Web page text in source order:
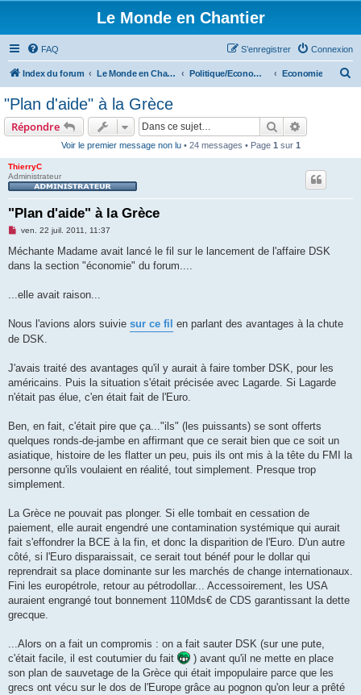
Le Monde en Chantier
FAQ Connexion
S’enregistrer
Index du forum Le Monde en Chantier Politique/Economie/Societé/Droits de l'homme Economie
"Plan d'aide" à la Grèce
Répondre Rechercher
Voir le premier message non lu• 24 messages • Page 1 sur 1
ThierryC
Administrateur
"Plan d'aide" à la Grèce
M
s
a
n
l
u
ven. 22 juil. 2011, 11:37
Méchante Madame avait lancé le fil sur le lancement de l'affaire DSK
dans la section "économie" du forum....
...elle avait raison...
Nous l'avions alors suivie sur ce fil en parlant des avantages à la chute
de DSK.
J'avais traité des avantages qu'il y aurait à faire tomber DSK, pour les
américains. Puis la situation s'était précisée avec Lagarde. Si Lagarde
n'était pas élue, c'en était fait de l'Euro.
Ben, en fait, c'était pire que ça..."ils" (les puissants) se sont offerts
quelques ronds-de-jambe en affirmant que ce serait bien que ce soit un
asiatique, histoire de les flatter un peu, puis ils ont mis à la tête du FMI la
personne qu'ils voulaient en réalité, tout simplement. Presque trop
simplement.
La Grèce ne pouvait pas plonger. Si elle tombait en cessation de
paiement, elle aurait engendré une contamination systémique qui aurait
fait s'effondrer la BCE à la fin, et donc la disparition de l'Euro. D'un autre
côté, si l'Euro disparaissait, ce serait tout bénéf pour le dollar qui
reprendrait sa place dominante sur les marchés de change internationaux.
Fini les europétrole, retour au pétrodollar... Accessoirement, les USA
auraient engrangé tout bonnement 110Mds€ de CDS garantissant la dette
grecque.
...Alors on a fait un compromis : on a fait sauter DSK (sur une pute,
c'était facile, il est coutumier du fait
) avant qu'il ne mette en place
son plan de sauvetage de la Grèce qui était impopulaire parce que les
grecs ont vécu sur le dos de l'Europe grâce au pognon qu'on leur a prêté